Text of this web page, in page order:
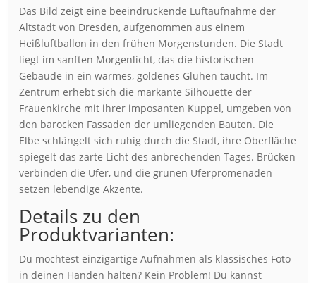
Das Bild zeigt eine beeindruckende Luftaufnahme der
Altstadt von Dresden, aufgenommen aus einem
Heißluftballon in den frühen Morgenstunden. Die Stadt
liegt im sanften Morgenlicht, das die historischen
Gebäude in ein warmes, goldenes Glühen taucht. Im
Zentrum erhebt sich die markante Silhouette der
Frauenkirche mit ihrer imposanten Kuppel, umgeben von
den barocken Fassaden der umliegenden Bauten. Die
Elbe schlängelt sich ruhig durch die Stadt, ihre Oberfläche
spiegelt das zarte Licht des anbrechenden Tages. Brücken
verbinden die Ufer, und die grünen Uferpromenaden
setzen lebendige Akzente.
Details zu den
Produktvarianten:
Du möchtest einzigartige Aufnahmen als klassisches Foto
in deinen Händen halten? Kein Problem! Du kannst